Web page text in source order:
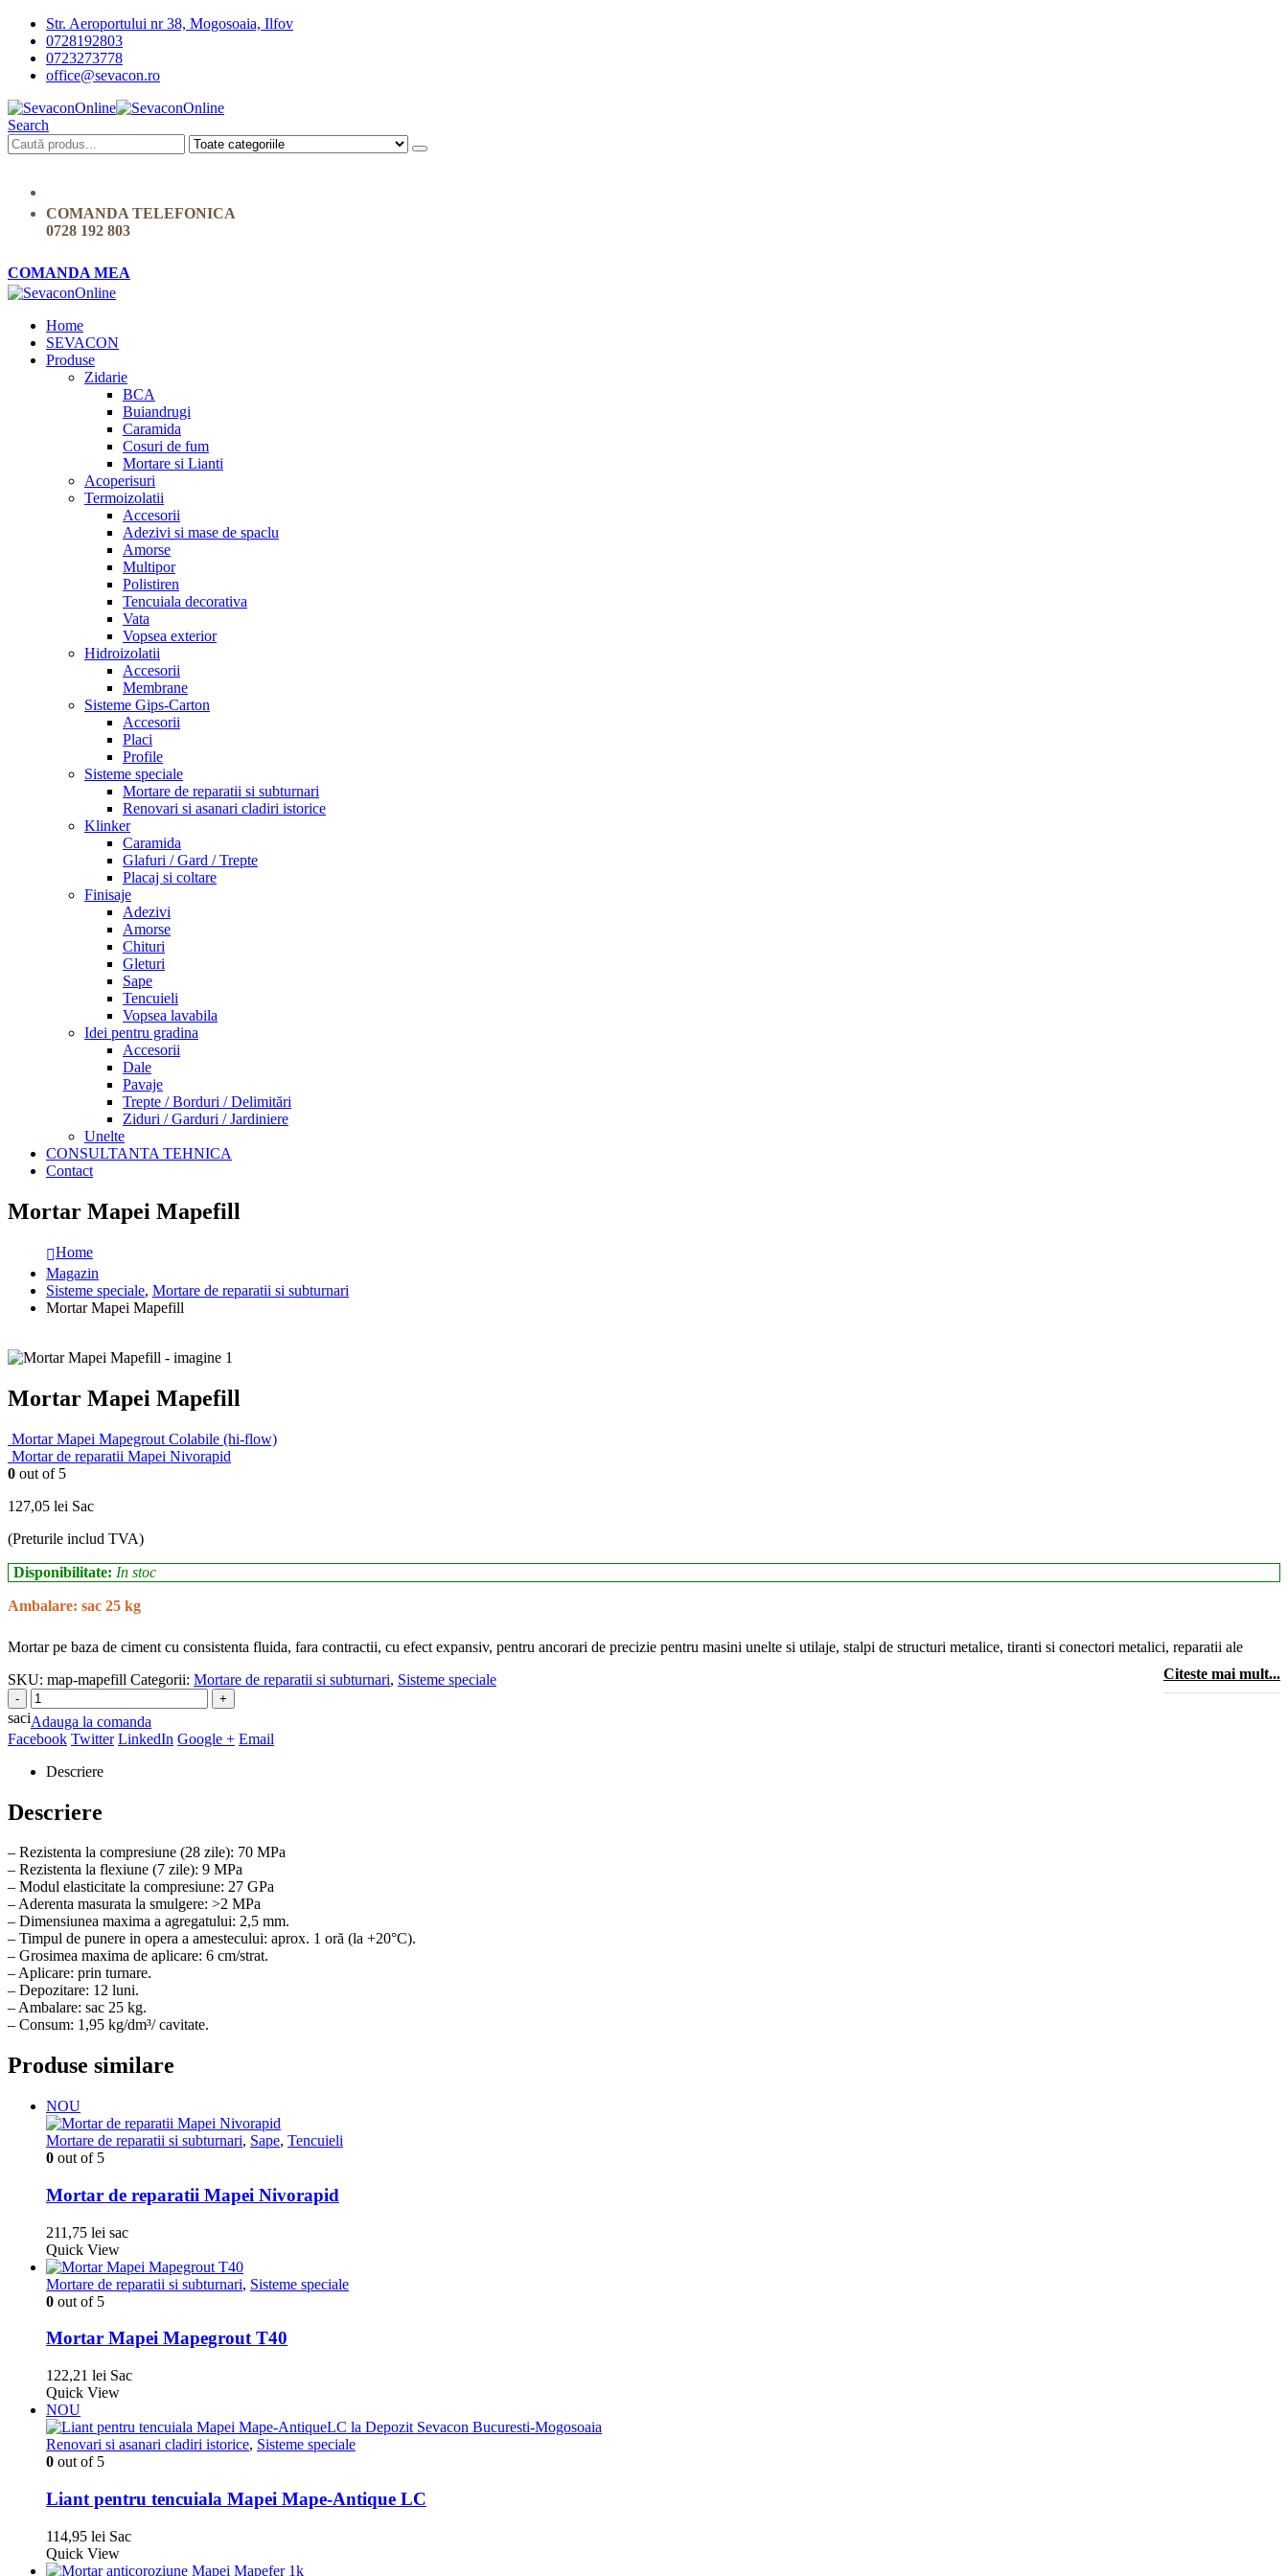
Str. Aeroportului nr 38, Mogosoaia, Ilfov
0728192803
0723273778
office@sevacon.ro
Search
COMANDA TELEFONICA
0728 192 803
COMANDA MEA
Home
SEVACON
Produse
Zidarie
BCA
Buiandrugi
Caramida
Cosuri de fum
Mortare si Lianti
Acoperisuri
Termoizolatii
Accesorii
Adezivi si mase de spaclu
Amorse
Multipor
Polistiren
Tencuiala decorativa
Vata
Vopsea exterior
Hidroizolatii
Accesorii
Membrane
Sisteme Gips-Carton
Accesorii
Placi
Profile
Sisteme speciale
Mortare de reparatii si subturnari
Renovari si asanari cladiri istorice
Klinker
Caramida
Glafuri / Gard / Trepte
Placaj si coltare
Finisaje
Adezivi
Amorse
Chituri
Gleturi
Sape
Tencuieli
Vopsea lavabila
Idei pentru gradina
Accesorii
Dale
Pavaje
Trepte / Borduri / Delimitări
Ziduri / Garduri / Jardiniere
Unelte
CONSULTANTA TEHNICA
Contact
Mortar Mapei Mapefill
Home
Magazin
Sisteme speciale, Mortare de reparatii si subturnari
Mortar Mapei Mapefill
Mortar Mapei Mapefill
Mortar Mapei Mapegrout Colabile (hi-flow)
Mortar de reparatii Mapei Nivorapid
0 out of 5
127,05 lei Sac
(Preturile includ TVA)
Disponibilitate: In stoc
Ambalare: sac 25 kg
Mortar pe baza de ciment cu consistenta fluida, fara contractii, cu efect expansiv, pentru ancorari de precizie pentru masini unelte si utilaje, stalpi de structuri metalice, tiranti si conectori metalici, reparatii ale
Citeste mai mult...
SKU: map-mapefill Categorii: Mortare de reparatii si subturnari, Sisteme speciale
saciAdauga la comanda
Facebook Twitter LinkedIn Google + Email
Descriere
Descriere
– Rezistenta la compresiune (28 zile): 70 MPa
– Rezistenta la flexiune (7 zile): 9 MPa
– Modul elasticitate la compresiune: 27 GPa
– Aderenta masurata la smulgere: >2 MPa
– Dimensiunea maxima a agregatului: 2,5 mm.
– Timpul de punere in opera a amestecului: aprox. 1 oră (la +20°C).
– Grosimea maxima de aplicare: 6 cm/strat.
– Aplicare: prin turnare.
– Depozitare: 12 luni.
– Ambalare: sac 25 kg.
– Consum: 1,95 kg/dm³/ cavitate.
Produse similare
NOU
Mortare de reparatii si subturnari, Sape, Tencuieli
0 out of 5
Mortar de reparatii Mapei Nivorapid
211,75 lei sac
Quick View
Mortare de reparatii si subturnari, Sisteme speciale
0 out of 5
Mortar Mapei Mapegrout T40
122,21 lei Sac
Quick View
NOU
Renovari si asanari cladiri istorice, Sisteme speciale
0 out of 5
Liant pentru tencuiala Mapei Mape-Antique LC
114,95 lei Sac
Quick View